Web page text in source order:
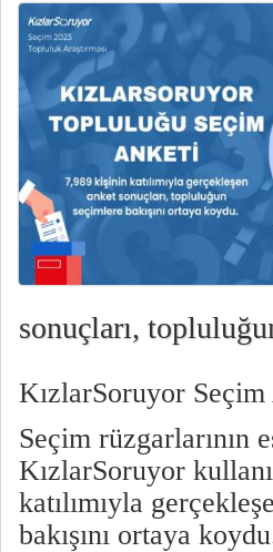
sonuçları,
KızlarSoruyor
Seçim rüzgarlarının
KızlarSoruyor
katılımıyla
bakışını ortaya